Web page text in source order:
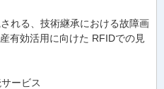
れる、技術継承における故障画
有効活用に向けた RFIDでの見
ービス